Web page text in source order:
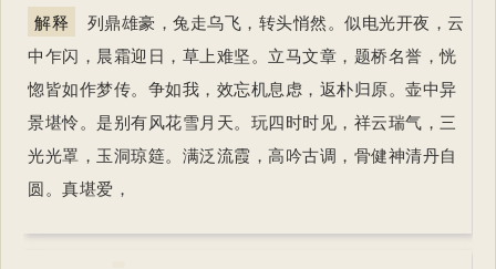
解释
列鼎雄豪，兔走乌飞，转头悄然。似电光开夜，云
中乍闪，晨霜迎日，草上难坚。立马文章，题桥名誉，恍
惚皆如作梦传。争如我，效忘机息虑，返朴归原。壶中异
景堪怜。是别有风花雪月天。玩四时时见，祥云瑞气，三
光光罩，玉洞琼筵。满泛流霞，高吟古调，骨健神清丹自
圆。真堪爱，